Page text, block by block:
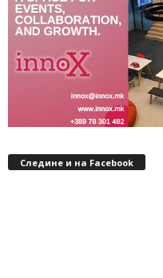
Следине и на Facebook